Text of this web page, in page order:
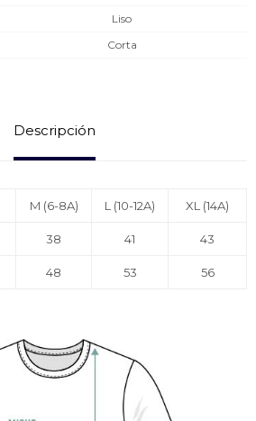
Liso
Corta
Descripción
M (6-8A) L (10-12A) XL (14A)
38 41 43
48 53 56